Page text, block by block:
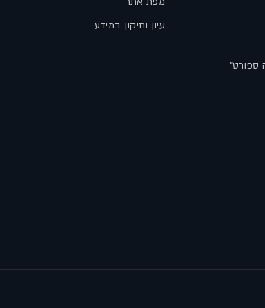
ספורט״
עיון ותיקון במידע